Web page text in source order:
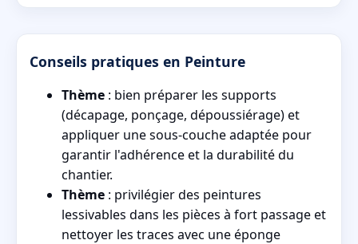
Conseils pratiques en Peinture
Thème : bien préparer les supports
(décapage, ponçage, dépoussiérage) et
appliquer une sous-couche adaptée pour
garantir l'adhérence et la durabilité du
chantier.
Thème : privilégier des peintures
lessivables dans les pièces à fort passage et
nettoyer les traces avec une éponge